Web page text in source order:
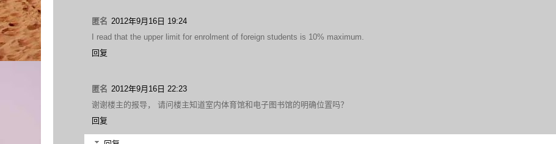
匿名 2012年9月16日 19:24
I read that the upper limit for enrolment of foreign students is 10% maximum.
回复
匿名 2012年9月16日 22:23
谢谢楼主的报导， 请问楼主知道室内体育馆和电子图书馆的明确位置吗？
回复